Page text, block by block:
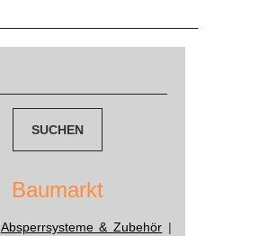
Baumarkt
Absperrsysteme & Zubehör |